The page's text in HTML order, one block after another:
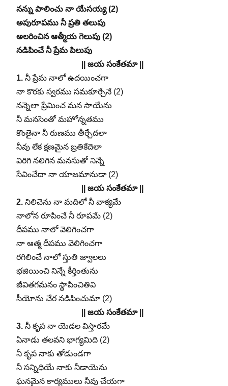
నన్ను పాలించు నా యేసయ్య (2)
అపురూపము నీ ప్రతి తలుపు
అలరించిన ఆత్మీయ గెలుపు (2)
నడిపించే నీ ప్రేమ పిలుపు
|| జయ సంకేతమా ||
1. నీ ప్రేమ నాలో ఉదయించగా
నా కొరకు స్వరము సమకూర్చేనే (2)
నన్నెలా ప్రేమించ మన సాయేను
నీ మనసెంతో మహోన్నతము
కొంతైనా నీ రుణము తీర్చేదలా
నీవు లేక క్షణమైన బ్రతికేదెలా
విరిగి నలిగిన మనసుతో నిన్నే
సేవించేదా నా యాజమానుడా (2)
|| జయ సంకేతమా ||
2. నిలిచెను నా మదిలో నీ వాక్యమే
నాలోన రూపించే నీ రూపమే (2)
దీపము నాలో వెలిగించగా
నా ఆత్మ దీపము వెలిగించగా
రగిలించే నాలో స్తుతి జ్వాలలు
భజియించి నిన్నే కీర్తింతును
జీవితగమనం స్థాపించితివి
సీయోను చేర నడిపించుమా (2)
|| జయ సంకేతమా ||
3.నీ కృప నా యెడల విస్తారమే
ఏనాడు తలవని భాగ్యమిది (2)
నీ కృప నాకు తోడుండగా
నీ సన్నిధియే నాకు నీడాయెను
ఘనమైన కార్యములు నీవు చేయగా